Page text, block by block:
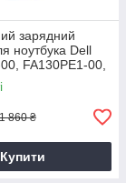
зарядний
ноутбука Dell
FA130PE1-00,
1 860 ₴
Купити